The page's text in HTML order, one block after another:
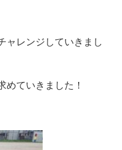
ャレンジしていきまし
めていきました！